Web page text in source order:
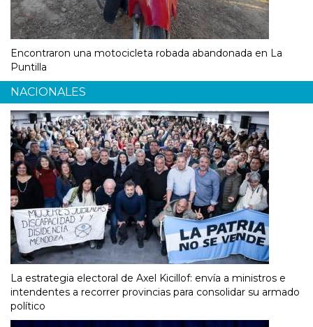
Encontraron una motocicleta robada abandonada en La
Puntilla
NACIONALES
La estrategia electoral de Axel Kicillof: envía a ministros e
intendentes a recorrer provincias para consolidar su armado
político